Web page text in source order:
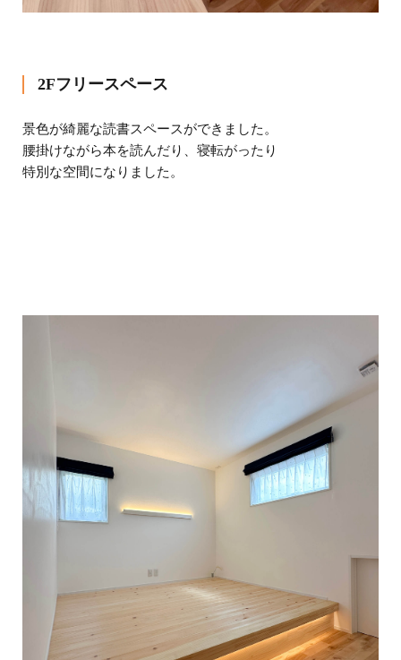
2Fフリースペース
景色が綺麗な読書スペースができました。
腰掛けながら本を読んだり、寝転がったり
特別な空間になりました。